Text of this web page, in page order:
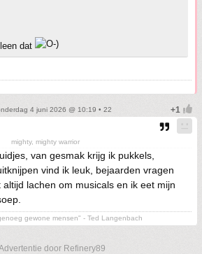
dat
4 juni 2026 @ 10:19 • 22
mighty, mighty warrior
van gesmak krijg ik pukkels,
vind ik leuk, bejaarden vragen
lachen om musicals en ik eet mijn
gewone mensen" - Ted Langenbach
door Refinery89